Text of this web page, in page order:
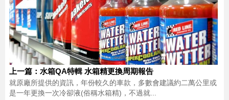
上一篇：水箱QA特輯 水箱精更換周期報告
就原廠所提供的資訊，年份較久的車款，多數會建議約二萬公里或
是一年更換一次冷卻液(俗稱水箱精)，不過就...